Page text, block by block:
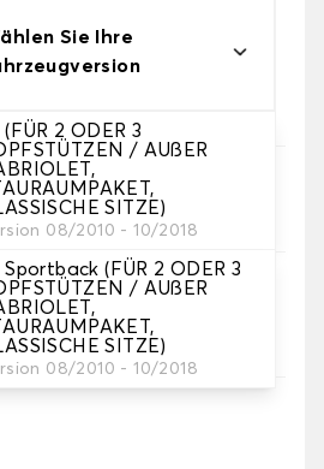
Sie Ihre
(FÜR 2 ODER 3
/ AUßER
SITZE)
08/2010 - 10/2018
Sportback (FÜR 2 ODER 3
/ AUßER
SITZE)
08/2010 - 10/2018
die Sie brauchen
für Ihre Bezüge.